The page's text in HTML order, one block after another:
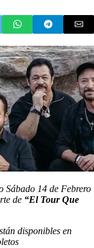
Sábado 14 de Febrero
de “El Tour Que
disponibles en